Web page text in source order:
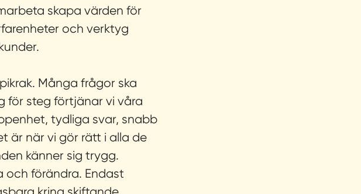
skapa värden för
och verktyg
Många frågor ska
för steg förtjänar vi våra
tydliga svar, snabb
är när vi gör rätt i alla de
känner sig trygg.
och förändra. Endast